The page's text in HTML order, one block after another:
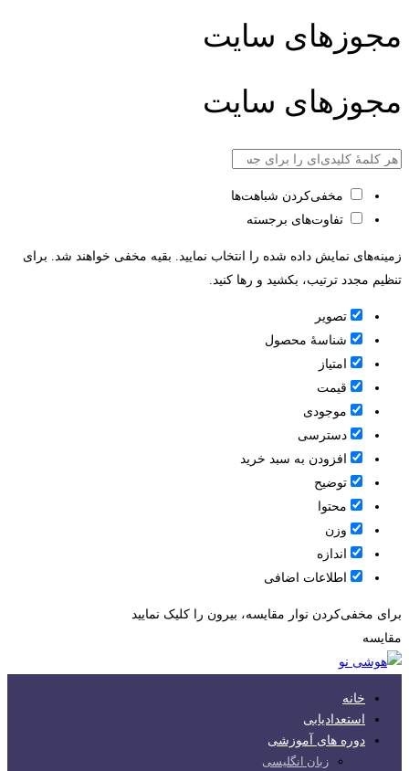
مجوزهای سایت
مجوزهای سایت
مخفی‌کردن شباهت‌ها
تفاوت‌های برجسته
زمینه‌های نمایش داده شده را انتخاب نمایید. بقیه مخفی خواهند شد. برای
تنظیم مجدد ترتیب، بکشید و رها کنید.
تصویر
شناسۀ محصول
امتیاز
قيمت
موجودی
دسترسی
افزودن به سبد خرید
توضیح
محتوا
وزن
اندازه
اطلاعات اضافی
برای مخفی‌کردن نوار مقایسه، بیرون را کلیک نمایید
مقایسه
خانه
استعدادیابی
دوره های آموزشی
زبان انگلیسی